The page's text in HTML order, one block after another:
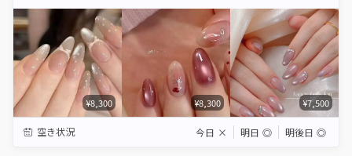
¥8,300 ¥8,300 ¥7,500
空き状況 今日 × 明日 ◎ 明後日 ◎